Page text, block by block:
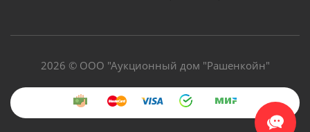
2026 © ООО "Аукционный дом "Рашенкойн"